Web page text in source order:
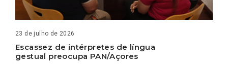
23 de julho de 2026
Escassez de intérpretes de língua
gestual preocupa PAN/Açores